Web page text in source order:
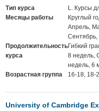
Тип курса
L. Курсы
Месяцы работы
Круглый
Апрель,
Сентябрь,
Продолжительность
курса
Гибкий
8 недель,
недель, 6
Возрастная группа
16-18, 18-
University of Cambridge